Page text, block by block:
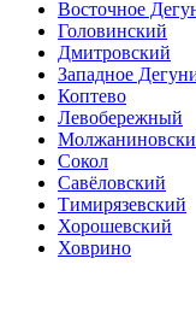
Восточное
Головинский
Дмитровский
Западное
Коптево
Левобережный
Сокол
Савёловский
Тимирязевский
Хорошевский
Ховрино